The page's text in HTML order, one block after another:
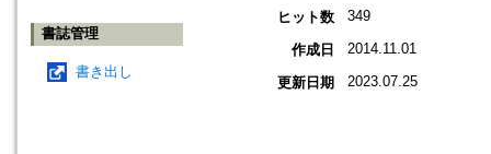
書誌管理
書き出し
ヒット数
349
作成日 2014.11.01
更新日期 2023.07.25